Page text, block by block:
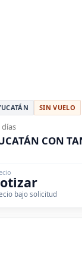
SIN VUELO
días
CON
bajo solicitud